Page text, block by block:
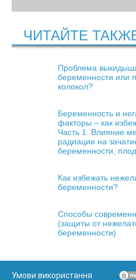
ЧИТАЙТЕ
Проблема
беременности или
колокол?
Беременность и
факторы – как
Часть 1. Влияние
радиации на
беременности, плод
Как избежать
беременности?
Способы
(защиты от
беременности)
Умови використання